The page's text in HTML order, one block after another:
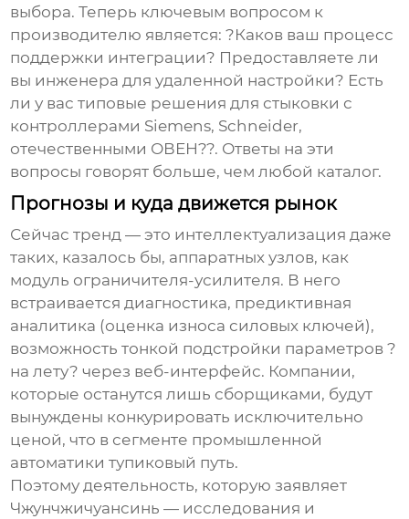
выбора. Теперь ключевым вопросом к
производителю является: ?Каков ваш процесс
поддержки интеграции? Предоставляете ли
вы инженера для удаленной настройки? Есть
ли у вас типовые решения для стыковки с
контроллерами Siemens, Schneider,
отечественными ОВЕН??. Ответы на эти
вопросы говорят больше, чем любой каталог.
Прогнозы и куда движется рынок
Сейчас тренд — это интеллектуализация даже
таких, казалось бы, аппаратных узлов, как
модуль ограничителя-усилителя. В него
встраивается диагностика, предиктивная
аналитика (оценка износа силовых ключей),
возможность тонкой подстройки параметров ?
на лету? через веб-интерфейс. Компании,
которые останутся лишь сборщиками, будут
вынуждены конкурировать исключительно
ценой, что в сегменте промышленной
автоматики тупиковый путь.
Поэтому деятельность, которую заявляет
Чжунчжичуансинь — исследования и